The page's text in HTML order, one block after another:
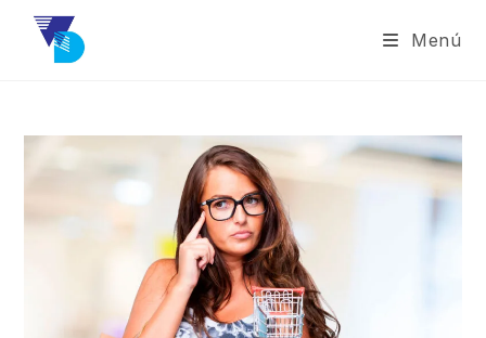
Menú